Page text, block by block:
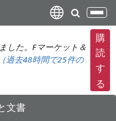
ナ
ビ
ゲ
ー
シ
ョ
した。Fマーケット＆
（過去48時間で25件の
購
読
す
る
文書